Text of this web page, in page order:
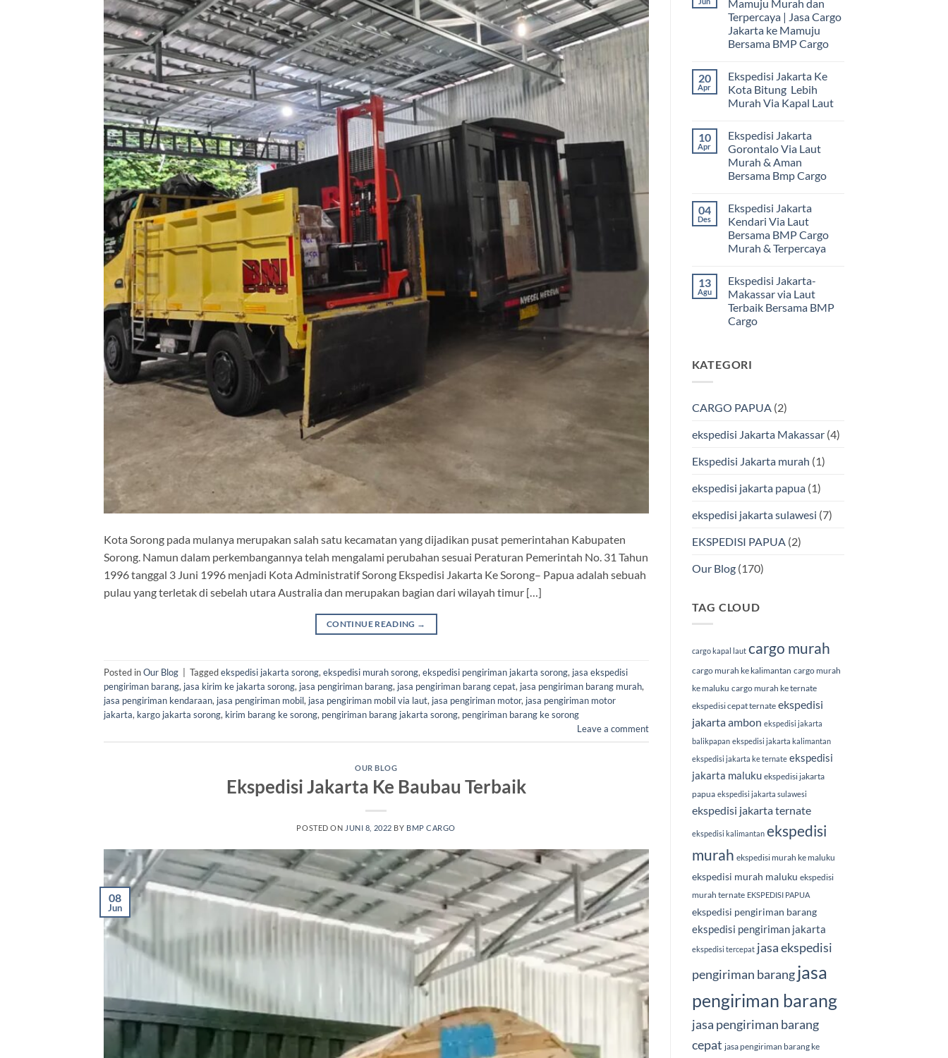
Kota Sorong pada mulanya merupakan salah satu kecamatan yang dijadikan pusat pemerintahan Kabupaten
Sorong. Namun dalam perkembangannya telah mengalami perubahan sesuai Peraturan Pemerintah No. 31 Tahun
1996 tanggal 3 Juni 1996 menjadi Kota Administratif Sorong Ekspedisi Jakarta Ke Sorong– Papua adalah sebuah
pulau yang terletak di sebelah utara Australia dan merupakan bagian dari wilayah timur […]
CONTINUE READING →
Posted inOur Blog Taggedekspedisi jakarta sorong, ekspedisi murah sorong, ekspedisi pengiriman jakarta sorong, jasa ekspedisi
pengiriman barang, jasa kirim ke jakarta sorong, jasa pengiriman barang, jasa pengiriman barang cepat, jasa pengiriman barang murah,
jasa pengiriman kendaraan, jasa pengiriman mobil, jasa pengiriman mobil via laut, jasa pengiriman motor, jasa pengiriman motor
jakarta, kargo jakarta sorong, kirim barang ke sorong, pengiriman barang jakarta sorong, pengiriman barang ke sorong
Leave a comment
OUR BLOG
Ekspedisi Jakarta Ke Baubau Terbaik
POSTED ON JUNI 8, 2022 BY BMP CARGO
08
Jun
Mamuju Murah dan
Terpercaya | Jasa Cargo
Jakarta ke Mamuju
Bersama BMP Cargo
komentar
pada
Ekspedisi
Jakarta
dan
Terpercaya
|
Jasa
Cargo
Jakarta
Bersama
BMP
Cargo
20
Apr
Ekspedisi Jakarta Ke
Kota Bitung Lebih
Murah Via Kapal Laut
komentar
pada
Ekspedisi
Jakarta
Ke
Kota
Murah
Via
Kapal
Laut
10
Apr
Ekspedisi Jakarta
Gorontalo Via Laut
Murah & Aman
Bersama Bmp Cargo
komentar
pada
Ekspedisi
Jakarta
Gorontalo
Via
&
Aman
Bersama
Bmp
Cargo
04
Des
Ekspedisi Jakarta
Kendari Via Laut
Bersama BMP Cargo
Murah & Terpercaya
komentar
pada
Ekspedisi
Jakarta
Kendari
Via
Cargo
13
Agu
Ekspedisi Jakarta-
Makassar via Laut
Terbaik Bersama BMP
Cargo
pada
Ekspedisi
Laut
BMP
KATEGORI
CARGO PAPUA(2)
ekspedisi Jakarta Makassar(4)
Ekspedisi Jakarta murah (1)
ekspedisi jakarta papua(1)
ekspedisi jakarta sulawesi (7)
EKSPEDISI PAPUA(2)
Our Blog(170)
TAG CLOUD
cargo kapal laut cargo murah
cargo murah ke kalimantan cargo murah
ke maluku cargo murah ke ternate
ekspedisi cepat ternate ekspedisi
jakarta ambon ekspedisi jakarta
balikpapan ekspedisi jakarta kalimantan
ekspedisi jakarta ke ternate ekspedisi
jakarta maluku ekspedisi jakarta
papua ekspedisi jakarta sulawesi
ekspedisi jakarta ternate
ekspedisi kalimantan ekspedisi
murah ekspedisi murah ke maluku
ekspedisi murah maluku ekspedisi
murah ternate EKSPEDISI PAPUA
ekspedisi pengiriman barang
ekspedisi pengiriman jakarta
ekspedisi tercepat jasa ekspedisi
pengiriman barang jasa
pengiriman barang
jasa pengiriman barang
cepat jasa pengiriman barang ke